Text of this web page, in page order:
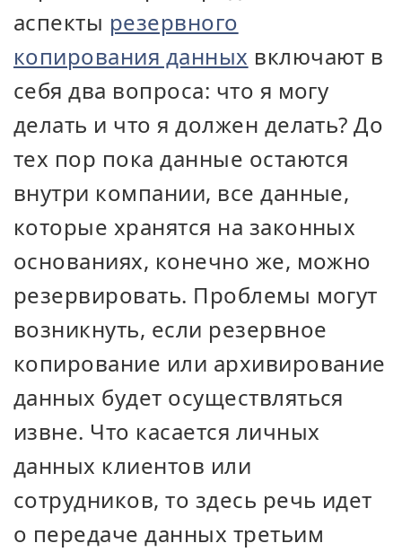
аспекты резервного
копирования данных включают в
себя два вопроса: что я могу
делать и что я должен делать? До
тех пор пока данные остаются
внутри компании, все данные,
которые хранятся на законных
основаниях, конечно же, можно
резервировать. Проблемы могут
возникнуть, если резервное
копирование или архивирование
данных будет осуществляться
извне. Что касается личных
данных клиентов или
сотрудников, то здесь речь идет
о передаче данных третьим